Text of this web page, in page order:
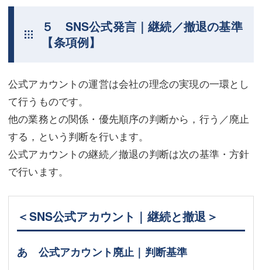
５ SNS公式発言｜継続／撤退の基準
【条項例】
公式アカウントの運営は会社の理念の実現の一環とし
て行うものです。
他の業務との関係・優先順序の判断から，行う／廃止
する，という判断を行います。
公式アカウントの継続／撤退の判断は次の基準・方針
で行います。
＜SNS公式アカウント｜継続と撤退＞
あ 公式アカウント廃止｜判断基準